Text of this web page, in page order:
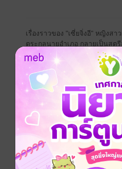
เรื่องราวของ "เซี่ยจิ่งอี" หญิงส
ตระกูลนายอำเภอ กลายเป็นสต
ในชาติที่แล้ว เซี่ยจิ่งอีเริ่มต้นเป็น
วัง ก่อนจะไต่เต้าจนกลายเป็น "
ระดับสูงผู้ควบคุมงานฝ่ายในทั้ง
โศกนาฏกรรมของตระกูลเซี่ยเ
เมื่อท่านโหวผู้เฒ่าแห่งจวนหย่ง
ตามหาบุตรอนุที่พลัดพรากไปนา
ของเซี่ยจิ่งอี เมื่อบิดาเชื่อคำขอ
เดินทางไปยังเมืองหลวง แต่ระห
ปล้นจนครอบครัวแตกกระจัดกร